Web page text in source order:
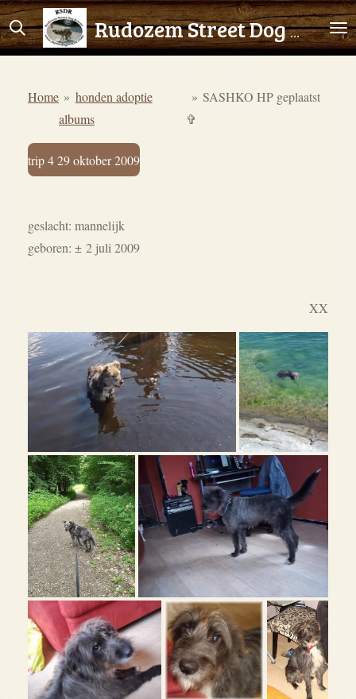
Ga
direct
hoofdinhoud
Rudozem Street Dog Rescue
Home » honden adoptie
albums
» SASHKO HP geplaatst
✞
trip 4 29 oktober 2009
geslacht: mannelijk
geboren: ± 2 juli 2009
XX